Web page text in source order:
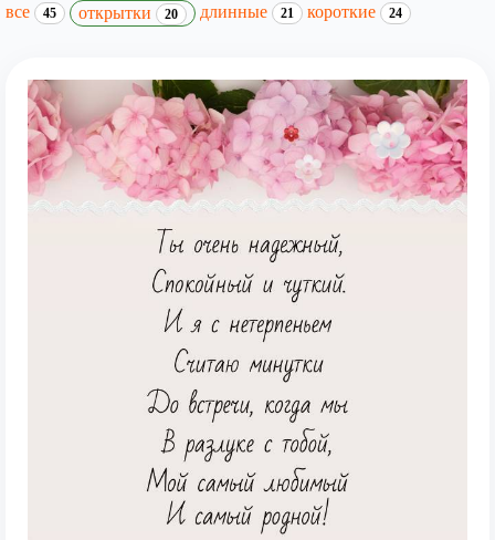
все 45 открытки 20 длинные 21 короткие 24